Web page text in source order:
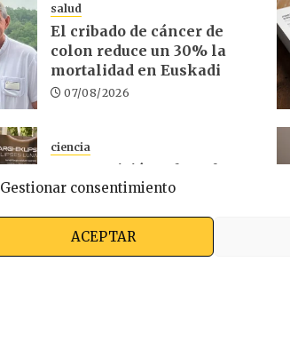
Gestionar consentimiento
ACEPTAR
salud
El cribado de cáncer de
colon reduce un 30% la
mortalidad en Euskadi
07/08/2026
ciencia
La exposición sobre el
eclipse concluye en
06/08/2026